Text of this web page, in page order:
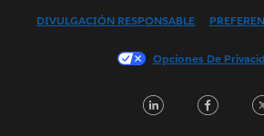
Français (France)
한국어
DIVULGACIÓN RESPONSABLE
Opciones De